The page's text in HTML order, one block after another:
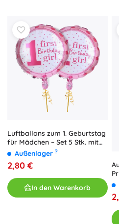
Luftballons zum 1. Geburtstag
für Mädchen – Set 5 Stk. mit
Sternchen
Außenlager ?
2,80 €
In den Warenkorb